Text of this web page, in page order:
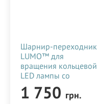
Шарнир-переходник
LUMO™ для
вращения кольцевой
LED лампы со
штативом на 360°
956796
1 750 грн.